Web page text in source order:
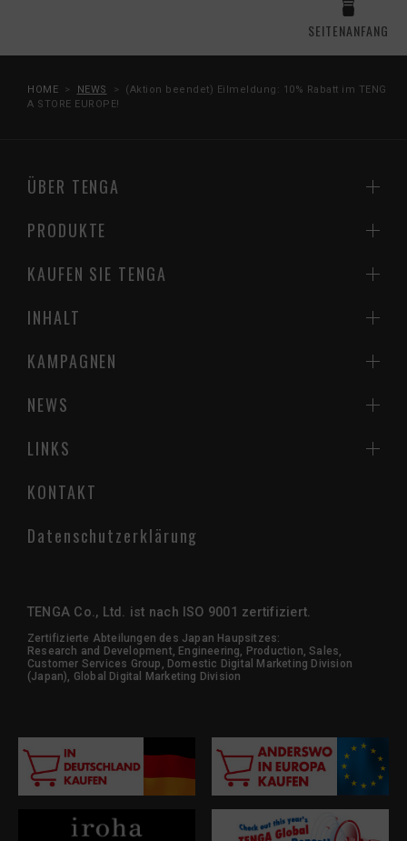
SEITENANFANG
HOME NEWS
(Aktion beendet) Eilmeldung: 10% Rabatt im TENG
A STORE EUROPE!
ÜBER TENGA
PRODUKTE
KAUFEN SIE TENGA
INHALT
NEWS
KONTAKT
Datenschutzerklärung
KAMPAGNEN
LINKS
TENGA Co., Ltd. ist nach ISO 9001 zertifiziert.
Zertifizierte Abteilungen des Japan Haupsitzes:
Research and Development, Engineering, Production, Sales,
Customer Services Group, Domestic Digital Marketing Division
(Japan), Global Digital Marketing Division